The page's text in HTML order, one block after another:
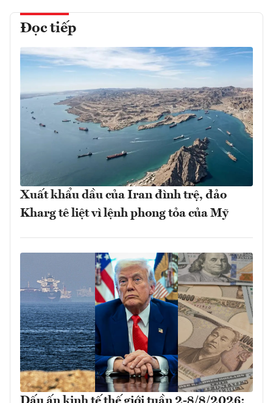
Đọc tiếp
Xuất khẩu dầu của Iran đình trệ, đảo
Kharg tê liệt vì lệnh phong tỏa của Mỹ